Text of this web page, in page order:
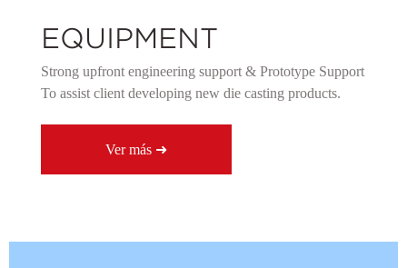
EQUIPMENT
Strong upfront engineering support & Prototype Support
To assist client developing new die casting products.
Ver más ➜